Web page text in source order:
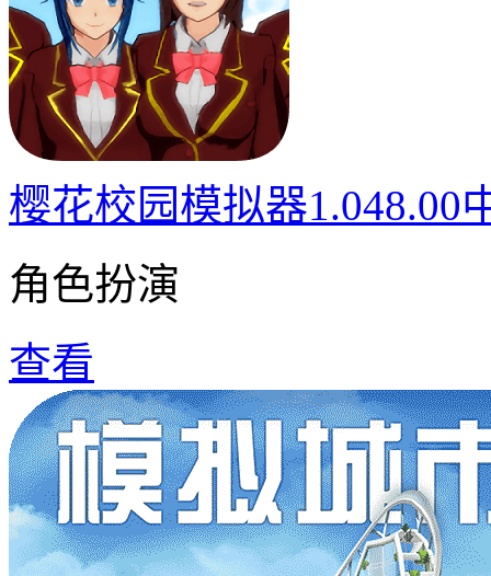
樱花校园模拟器1.048.00
角色扮演
查看